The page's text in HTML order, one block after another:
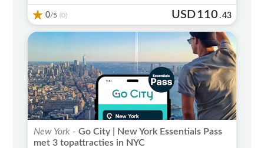
0/5 (0) USD110 .43
New York - Go City | New York Essentials Pass
met 3 topattracties in NYC